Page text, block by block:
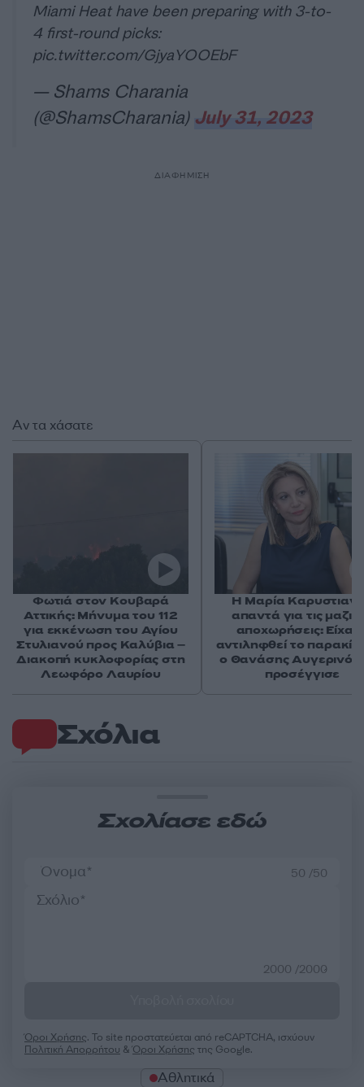
Miami Heat have been preparing with 3-to-
4 first-round picks:
pic.twitter.com/GjyaYOOEbF
— Shams Charania
(@ShamsCharania) July 31, 2023
ΔΙΑΦΗΜΙΣΗ
Σχόλια
Σχολίασε εδώ
50 /50
2000 /2000
Όροι Χρήσης. Το site προστατεύεται από reCAPTCHA, ισχύουν
Πολιτική Απορρήτου &Όροι Χρήσης της Google.
Αθλητικά
Αν τα χάσατε
Φωτιά στον Κουβαρά
Αττικής: Μήνυμα του 112
για εκκένωση του Αγίου
Στυλιανού προς Καλύβια –
Διακοπή κυκλοφορίας στη
Λεωφόρο Λαυρίου
Η Μαρία
απαντά για τις
αποχωρήσεις:
αντιληφθεί το
ο Θανάσης Αυγερινός
προσέγγισε